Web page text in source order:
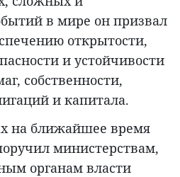
в мире он призвал
открытости,
и устойчивости
собственности,
и капитала.
на ближайшее время
министерствам,
органам власти